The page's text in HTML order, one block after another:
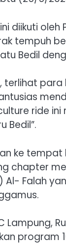
diikuti oleh
tempuh
Bedil
para
ride
Bedil”.
ke
chapter
Al- Falah
program